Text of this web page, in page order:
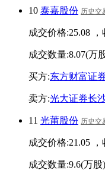
10 泰嘉股份 历史交
成交价格:25.08
成交数量:8.07(万
买方:东方财富证
卖方:光大证券长
11 光莆股份 历史交
成交价格:21.05
成交数量:9.6(万股